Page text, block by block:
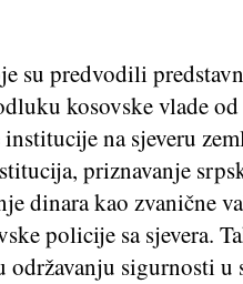
su predvodili
kosovske vlade
na sjeveru
priznavanje
dinara kao zvanične
policije sa sjevera.
održavanju sigurnosti